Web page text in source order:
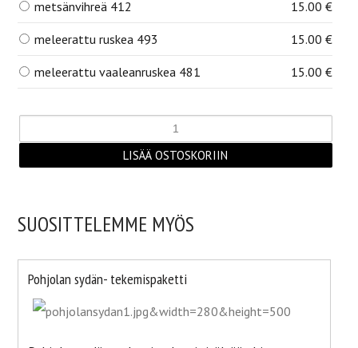
metsänvihreä 412 15.00 €
meleerattu ruskea 493 15.00 €
meleerattu vaaleanruskea 481 15.00 €
SUOSITTELEMME MYÖS
Pohjolan sydän- tekemispaketti